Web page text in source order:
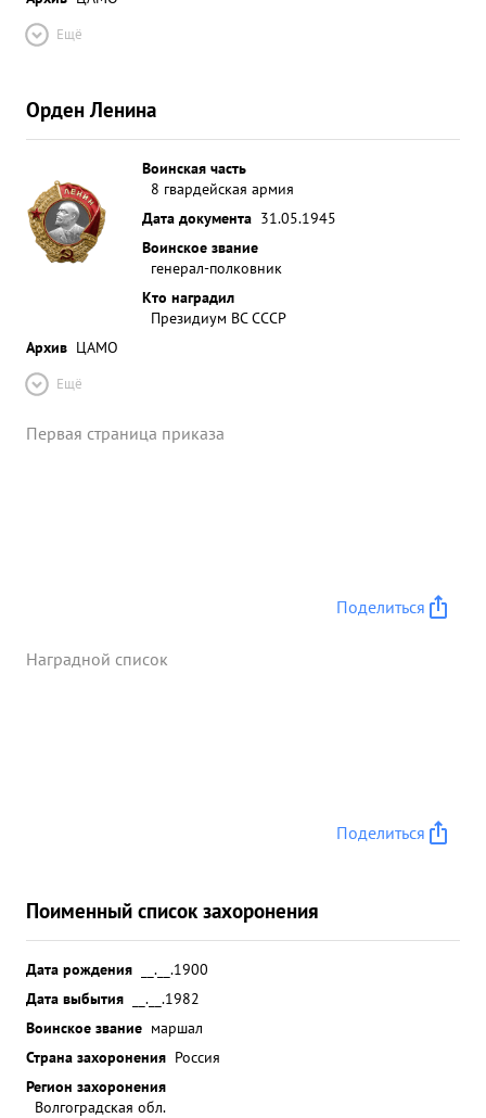
Ещё
Орден Ленина
Воинская часть
8 гвардейская армия
Дата документа 31.05.1945
Воинское звание
генерал-полковник
Кто наградил
Президиум ВС СССР
Архив ЦАМО
Ещё
Первая страница приказа
Поделиться
Наградной список
Поделиться
Поименный список захоронения
Дата рождения
__.__.1900
Дата выбытия
__.__.1982
Воинское звание маршал
Страна захоронения Россия
Регион захоронения
Волгоградская обл.